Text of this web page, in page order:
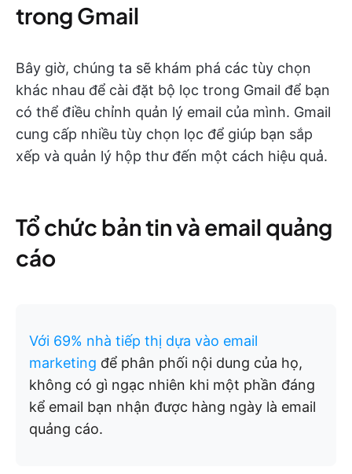
trong Gmail
Bây giờ, chúng ta sẽ khám phá các tùy chọn
khác nhau để cài đặt bộ lọc trong Gmail để bạn
có thể điều chỉnh quản lý email của mình. Gmail
cung cấp nhiều tùy chọn lọc để giúp bạn sắp
xếp và quản lý hộp thư đến một cách hiệu quả.
Tổ chức bản tin và email quảng
cáo
Với 69% nhà tiếp thị dựa vào email
marketing để phân phối nội dung của họ,
không có gì ngạc nhiên khi một phần đáng
kể email bạn nhận được hàng ngày là email
quảng cáo.